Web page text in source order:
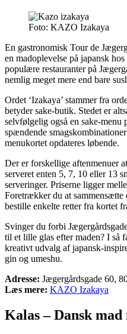
Foto: KAZO Izakaya
En gastronomisk Tour de
en madoplevelse på japansk
populære restauranter på
nemlig meget mere end bare
Ordet ‘Izakaya’ stammer fra
betyder sake-butik. Stedet er
selvfølgelig også en sake-
spændende
menukortet opdateres løbende.
Der er forskellige aftenmenuer
serveret enten 5, 7, 10 eller 13
serveringer. Priserne ligger
Foretrækker du at sammensætte
bestille enkelte retter fra kortet
Svinger du forbi
til et lille glas efter maden? I
kreativt udvalg af japansk-
gin og umeshu.
Adresse: Jægergårdsgade 60,
Læs mere: KAZO Izakaya
Kalas – Dansk mad